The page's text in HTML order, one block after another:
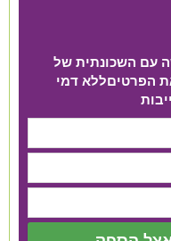
עם השכונתית של
הפרטים​ ללא דמי